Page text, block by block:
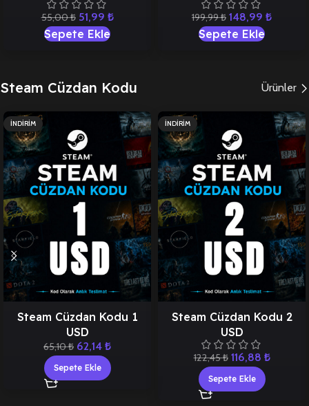
55,00₺ 51,99 ₺
Sepete Ekle
199,99₺ 148,99 ₺
Sepete Ekle
Steam Cüzdan Kodu Ürünler
İNDIRIM
Steam Cüzdan Kodu 1
USD
65,10₺ 62,14 ₺
Sepete Ekle
İNDIRIM
Steam Cüzdan Kodu 2
USD
122,45₺ 116,88 ₺
Sepete Ekle